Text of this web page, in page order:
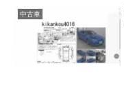
中古車